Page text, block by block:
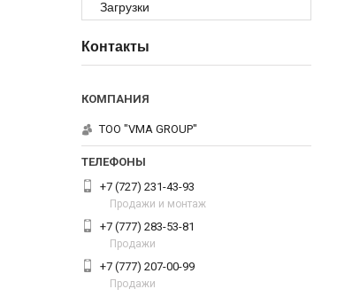
Загрузки
Контакты
ТОО "VMA GROUP"
+7 (727) 231-43-93
Продажи и монтаж
+7 (777) 283-53-81
Продажи
+7 (777) 207-00-99
Продажи